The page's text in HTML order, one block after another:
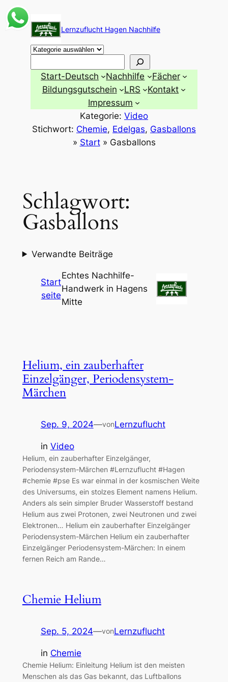
Zum
Inhalt
springen
Lernzuflucht Hagen Nachhilfe
Start-Deutsch Nachhilfe
Fächer
Bildungsgutschein
LRS
Kontakt
Impressum
Kategorie: Video
Stichwort: Chemie, Edelgas, Gasballons
» Start» Gasballons
Schlagwort:
Gasballons
Verwandte Beiträge
Start
seite
Echtes Nachhilfe-
Handwerk in Hagens
Mitte
Helium, ein zauberhafter
Einzelgänger, Periodensystem-
Märchen
Sep. 9, 2024—vonLernzuflucht
in Video
Helium, ein zauberhafter Einzelgänger,
Periodensystem-Märchen #Lernzuflucht #Hagen
#chemie #pse Es war einmal in der kosmischen Weite
des Universums, ein stolzes Element namens Helium.
Anders als sein simpler Bruder Wasserstoff bestand
Helium aus zwei Protonen, zwei Neutronen und zwei
Elektronen… Helium ein zauberhafter Einzelgänger
Periodensystem-Märchen Helium ein zauberhafter
Einzelgänger Periodensystem-Märchen: In einem
fernen Reich am Rande…
Chemie Helium
Sep. 5, 2024—vonLernzuflucht
in Chemie
Chemie Helium: Einleitung Helium ist den meisten
Menschen als das Gas bekannt, das Luftballons